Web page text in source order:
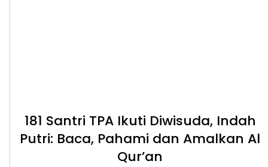
181 Santri TPA Ikuti Diwisuda, Indah
Putri: Baca, Pahami dan Amalkan Al
Qur’an